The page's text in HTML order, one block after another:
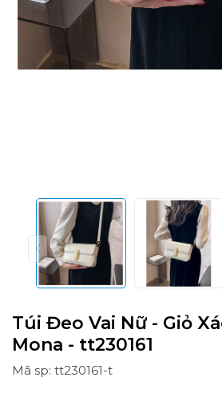
Túi Đeo Vai Nữ - Giỏ
Mona - tt230161
Mã sp: tt230161-t